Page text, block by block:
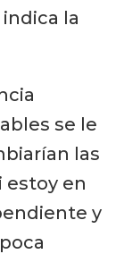
la
se le
las
estoy en
y